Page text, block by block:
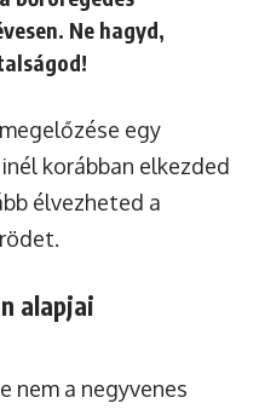
Ne hagyd,
egy
korábban elkezded
élvezheted a
alapjai
nem a negyvenes